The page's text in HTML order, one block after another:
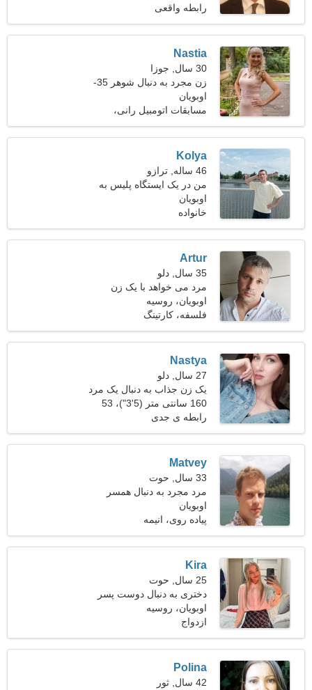
رابطه واقعی
Nastia
30 سال, جوزا
زن مجرد به دنبال شوهر 35-
38
اوبویان
مسابقات اتومبیل رانی،
تحصیلات
Kolya
46 ساله, ترازو
من در یک ایستگاه پلیس به
دنبال یک زن زیبا کار می کنم
اوبویان
خانواده
Artur
35 سال, دلو
مرد می خواهد با یک زن
ملاقات کند
اوبویان، روسیه
فلسفه، کارتینگ
Nastya
27 سال, دلو
یک زن جذاب به دنبال یک مرد
است
160 سانتی متر (5'3")، 53
کیلوگرم (116 پوند)
رابطه ی جدی
Matvey
33 سال, حوت
مرد مجرد به دنبال همسر
اوبویان
پیاده روی، انیمه
Kira
25 سال, حوت
دختری به دنبال دوست پسر
29-37
اوبویان، روسیه
ازدواج
Polina
42 سال, ثور